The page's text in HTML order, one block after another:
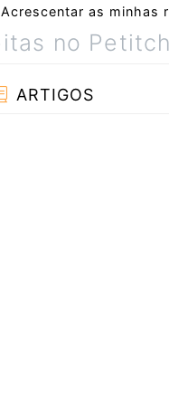
Acrescentar as minhas
ARTIGOS